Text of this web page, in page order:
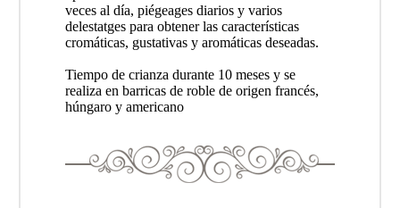
veces al día, piégeages diarios y varios
delestatges para obtener las características
cromáticas, gustativas y aromáticas deseadas.
Tiempo de crianza durante 10 meses y se
realiza en barricas de roble de origen francés,
húngaro y americano